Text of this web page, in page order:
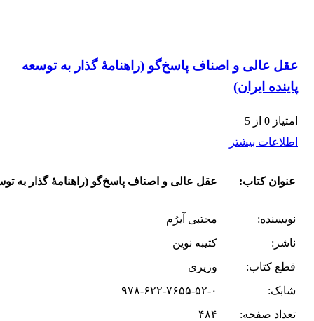
عقل عالی و اصناف پاسخ‌گو (راهنامۀ گذار به توسعه
پاینده ایران)
امتیاز 0 از 5
اطلاعات بیشتر
عنوان کتاب: عقل عالی و اصناف پاسخ‌گو (راهنامۀ گذار به
نویسنده:
مجتبی آیرُم
ناشر:
کتیبه نوین
قطع کتاب:
وزیری
شابک:
۹۷۸-۶۲۲-۷۶۵۵-۵۲-۰
تعداد صفحه:
۴۸۴